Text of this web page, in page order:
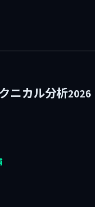
ニカル分析2026